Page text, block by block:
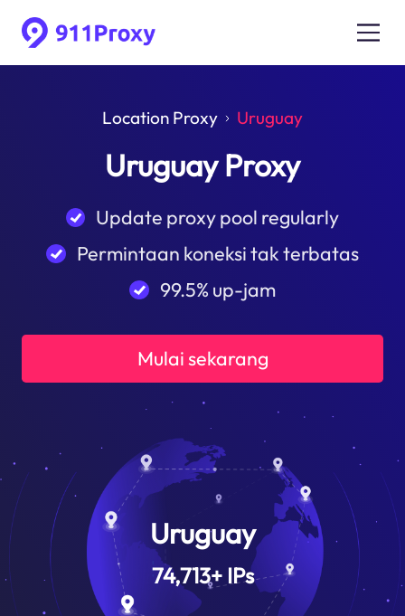
Location Proxy Uruguay
Uruguay Proxy
Update proxy pool regularly
Permintaan koneksi tak terbatas
99.5% up-jam
Mulai sekarang
Uruguay
74,713+IPs